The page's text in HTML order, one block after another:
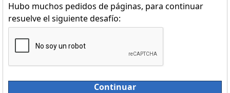
Hubo muchos pedidos de páginas, para continuar
resuelve el siguiente desafío:
Continuar